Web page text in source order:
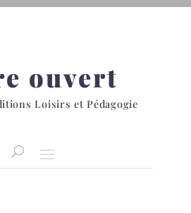
ouvert
Loisirs et Pédagogie